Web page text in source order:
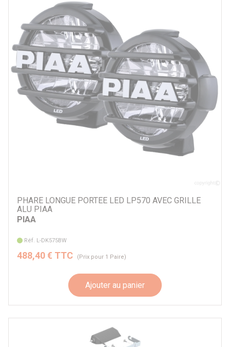
PHARE LONGUE PORTEE LED LP570 AVEC GRILLE
ALU PIAA
PIAA
Réf. L-DK575BW
488,40 € TTC (Prix pour 1 Paire)
Ajouter au panier